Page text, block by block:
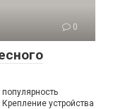
0
устройства